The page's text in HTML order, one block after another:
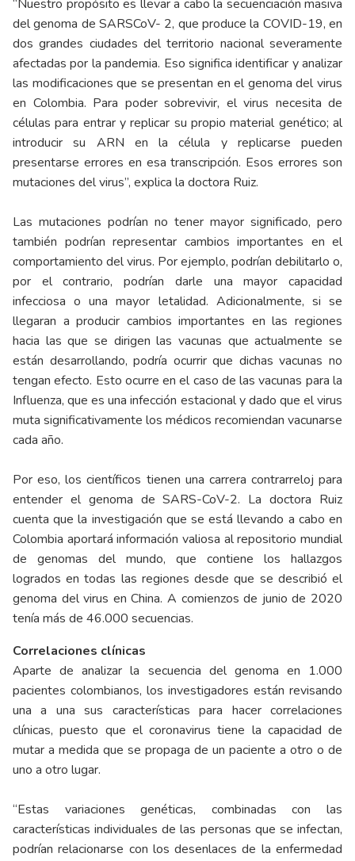
“Nuestro propósito es llevar a cabo la secuenciación masiva
del genoma de SARSCoV- 2, que produce la COVID-19, en
dos grandes ciudades del territorio nacional severamente
afectadas por la pandemia. Eso significa identificar y analizar
las modificaciones que se presentan en el genoma del virus
en Colombia. Para poder sobrevivir, el virus necesita de
células para entrar y replicar su propio material genético; al
introducir su ARN en la célula y replicarse pueden
presentarse errores en esa transcripción. Esos errores son
mutaciones del virus”, explica la doctora Ruiz.
Las mutaciones podrían no tener mayor significado, pero
también podrían representar cambios importantes en el
comportamiento del virus. Por ejemplo, podrían debilitarlo o,
por el contrario, podrían darle una mayor capacidad
infecciosa o una mayor letalidad. Adicionalmente, si se
llegaran a producir cambios importantes en las regiones
hacia las que se dirigen las vacunas que actualmente se
están desarrollando, podría ocurrir que dichas vacunas no
tengan efecto. Esto ocurre en el caso de las vacunas para la
Influenza, que es una infección estacional y dado que el virus
muta significativamente los médicos recomiendan vacunarse
cada año.
Por eso, los científicos tienen una carrera contrarreloj para
entender el genoma de SARS-CoV-2. La doctora Ruiz
cuenta que la investigación que se está llevando a cabo en
Colombia aportará información valiosa al repositorio mundial
de genomas del mundo, que contiene los hallazgos
logrados en todas las regiones desde que se describió el
genoma del virus en China. A comienzos de junio de 2020
tenía más de 46.000 secuencias.
Correlaciones clínicas
Aparte de analizar la secuencia del genoma en 1.000
pacientes colombianos, los investigadores están revisando
una a una sus características para hacer correlaciones
clínicas, puesto que el coronavirus tiene la capacidad de
mutar a medida que se propaga de un paciente a otro o de
uno a otro lugar.
“Estas variaciones genéticas, combinadas con las
características individuales de las personas que se infectan,
podrían relacionarse con los desenlaces de la enfermedad